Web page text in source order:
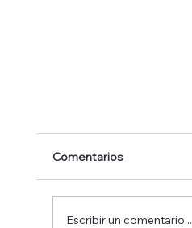
Comentarios
Escribir un comentario...